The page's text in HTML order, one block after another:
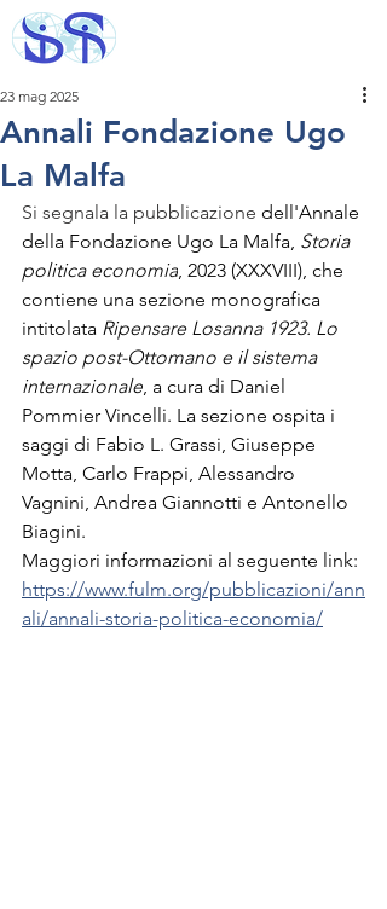
Annali Fondazione Ugo
La Malfa
23 mag 2025
Si segnala la pubblicazione dell'Annale
della Fondazione Ugo La Malfa, Storia
politica economia, 2023 (XXXVIII), che
contiene una sezione monografica
intitolata Ripensare Losanna 1923. Lo
spazio post-Ottomano e il sistema
internazionale, a cura di Daniel
Pommier Vincelli. La sezione ospita i
saggi di Fabio L. Grassi, Giuseppe
Motta, Carlo Frappi, Alessandro
Vagnini, Andrea Giannotti e Antonello
Biagini.
Maggiori informazioni al seguente link:
https://www.fulm.org/pubblicazioni/ann
ali/annali-storia-politica-economia/